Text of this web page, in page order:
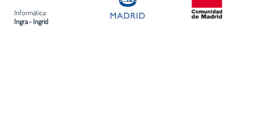
Informática:
Ingra - Ingrid